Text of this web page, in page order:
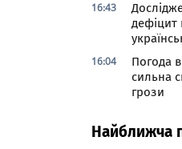
16:43
дефіцит
16:04
Погода
сильна
грози
Найближча